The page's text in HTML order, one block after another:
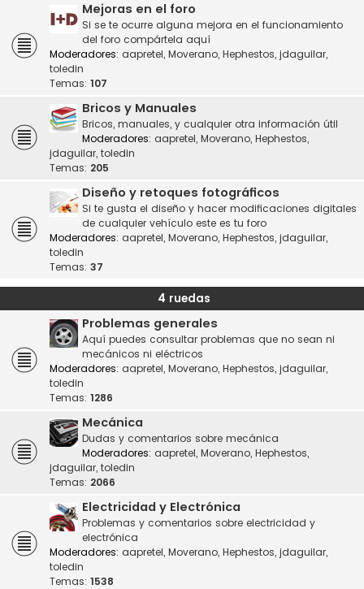
Mejoras en el foro
Si se te ocurre alguna mejora en el funcionamiento
del foro compártela aquí
Moderadores: aapretel, Moverano, Hephestos, jdaguilar,
toledin
Temas: 107
Bricos y Manuales
Bricos, manuales, y cualquier otra información útil
Moderadores: aapretel, Moverano, Hephestos,
jdaguilar, toledin
Temas: 205
Diseño y retoques fotográficos
Si te gusta el diseño y hacer modificaciones digitales
de cualquier vehículo este es tu foro
Moderadores: aapretel, Moverano, Hephestos, jdaguilar,
toledin
Temas: 37
4 ruedas
Problemas generales
Aquí puedes consultar problemas que no sean ni
mecánicos ni eléctricos
Moderadores: aapretel, Moverano, Hephestos, jdaguilar,
toledin
Temas: 1286
Mecánica
Dudas y comentarios sobre mecánica
Moderadores: aapretel, Moverano, Hephestos,
jdaguilar, toledin
Temas: 2066
Electricidad y Electrónica
Problemas y comentarios sobre electricidad y
electrónica
Moderadores: aapretel, Moverano, Hephestos, jdaguilar,
toledin
Temas: 1538